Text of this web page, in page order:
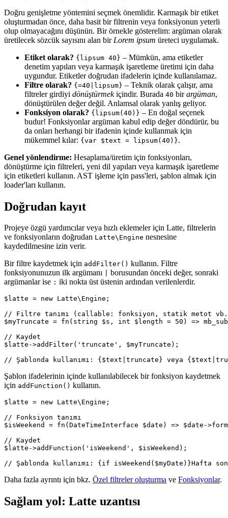
Doğru genişletme yöntemini seçmek önemlidir. Karmaşık bir etiket
oluşturmadan önce, daha basit bir filtrenin veya fonksiyonun yeterli
olup olmayacağını düşünün. Bir örnekle gösterelim: argüman olarak
üretilecek sözcük sayısını alan bir Lorem ipsum üreteci uygulamak.
Etiket olarak? {lipsum 40} – Mümkün, ama etiketler
denetim yapıları veya karmaşık işaretleme üretimi için daha
uygundur. Etiketler doğrudan ifadelerin içinde kullanılamaz.
Filtre olarak? {=40|lipsum} – Teknik olarak çalışır, ama
filtreler girdiyi dönüştürmekiçindir. Burada 40 birargüman,
dönüştürülen değer değil. Anlamsal olarak yanlış geliyor.
Fonksiyon olarak? {lipsum(40)} – En doğal seçenek
budur! Fonksiyonlar argüman kabul edip değer döndürür, bu
da onları herhangi bir ifadenin içinde kullanmak için
mükemmel kılar: {var $text = lipsum(40)}.
Genel yönlendirme: Hesaplama/üretim için fonksiyonları,
dönüştürme için filtreleri, yeni dil yapıları veya karmaşık işaretleme
için etiketleri kullanın. AST işleme için pass'leri, şablon almak için
loader'ları kullanın.
Doğrudan kayıt
Projeye özgü yardımcılar veya hızlı eklemeler için Latte, filtrelerin
ve fonksiyonların doğrudan Latte\Engine nesnesine
kaydedilmesine izin verir.
Bir filtre kaydetmek için addFilter() kullanın. Filtre
fonksiyonunuzun ilk argümanı
borusundan önceki değer, sonraki
argümanlar ise : iki nokta üst üstenin ardından verilenlerdir.
$latte = new Latte\Engine;
// Filtre tanımı (callable: fonksiyon, statik metot
$myTruncate = fn(string $s, int $length = 50) =>
// Kaydet
$latte->addFilter('truncate', $myTruncate);
Şablon ifadelerinin içinde kullanılabilecek bir fonksiyon kaydetmek
için addFunction() kullanın.
$latte = new Latte\Engine;
// Fonksiyon tanımı
$isWeekend = fn(DateTimeInterface $date) => $date-
// Kaydet
$latte->addFunction('isWeekend', $isWeekend);
Daha fazla ayrıntı için bkz. Özel filtreler oluşturma ve Fonksiyonlar.
Sağlam yol: Latte uzantısı